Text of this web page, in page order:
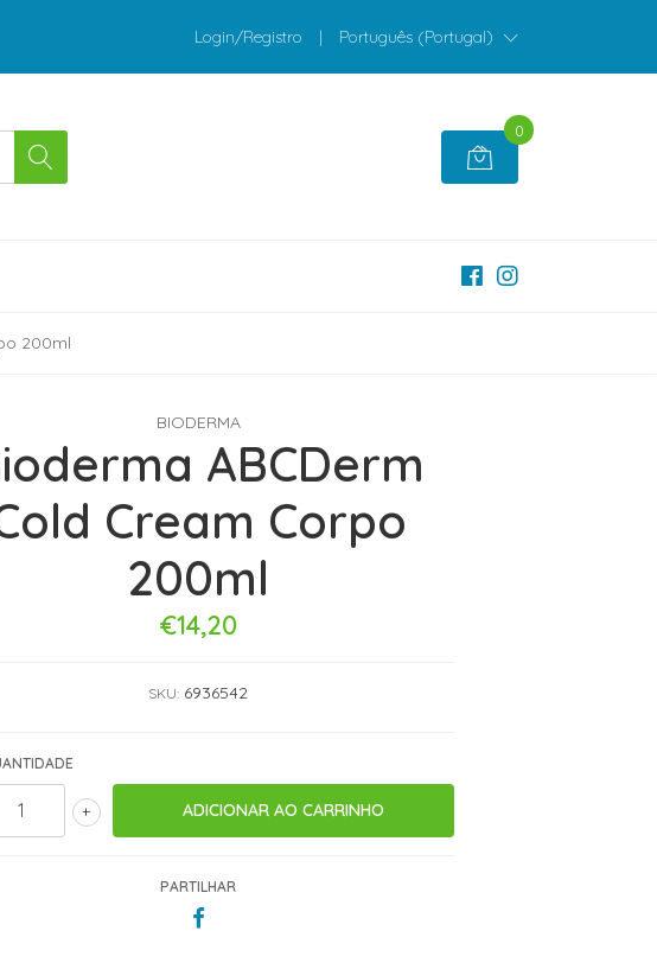
Login/Registro | Português (Portugal)
0
200ml
BIODERMA
ABCDerm
Cream Corpo
200ml
€14,20
SKU: 6936542
+
PARTILHAR